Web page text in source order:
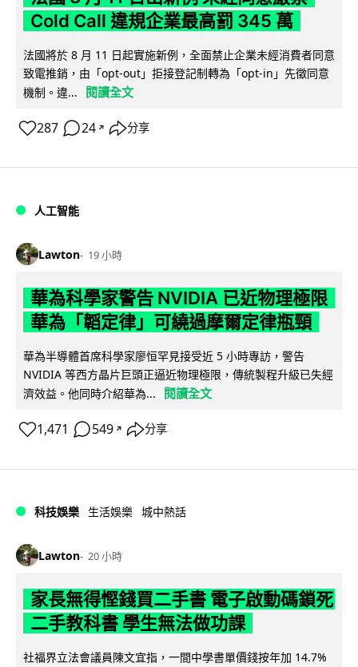
Cold Call 違規企業最高罰 345 萬
法國將於 8 月 11 日起實施新例，全面禁止企業未經消費者同意
致電推銷，由「opt-out」拒接登記制轉為「opt-in」先徵同意
機制。違...
閱讀全文
287 24 ↗ 分享
人工智能
Lawton 19 小時
華為科學家警告 NVIDIA 已近物理極限
華為「韜定律」可繞過摩爾定律瓶頸
華為半導體首席科學家廖恒罕見接受近 5 小時專訪，警告
NVIDIA 等西方晶片巨頭正逼近物理極限，傳統製程升級已失經
濟效益。他同時介紹華為...
閱讀全文
1,471 549 ↗ 分享
科技娛樂 生活娛樂 城中熱話
Lawton 20 小時
家長無得慳錢買二手書 電子啟動碼鎖死
二手教科書 學生無法做功課
社福界立法會議員陳文宜指，一間中學書單價錢按年加 14.7%